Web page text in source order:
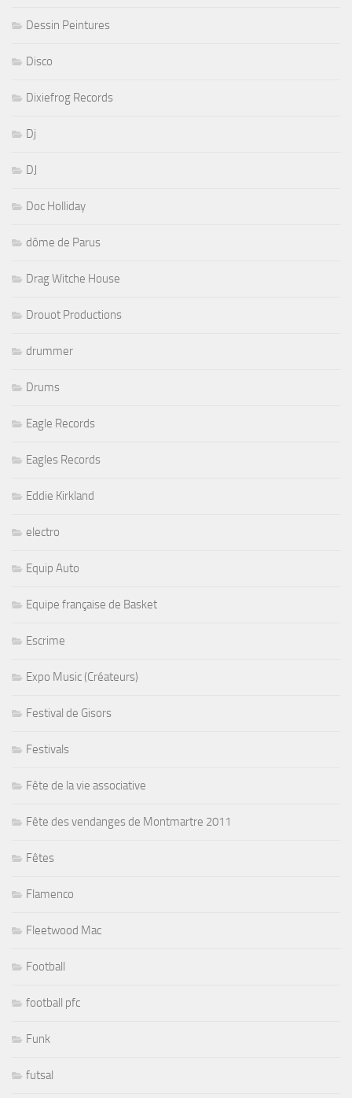
Dessin Peintures
Disco
Dixiefrog Records
Dj
DJ
Doc Holliday
dôme de Parus
Drag Witche House
Drouot Productions
drummer
Drums
Eagle Records
Eagles Records
Eddie Kirkland
electro
Equip Auto
Equipe française de Basket
Escrime
Expo Music (Créateurs)
Festival de Gisors
Festivals
Fête de la vie associative
Fête des vendanges de Montmartre 2011
Fêtes
Flamenco
Fleetwood Mac
Football
football pfc
Funk
futsal